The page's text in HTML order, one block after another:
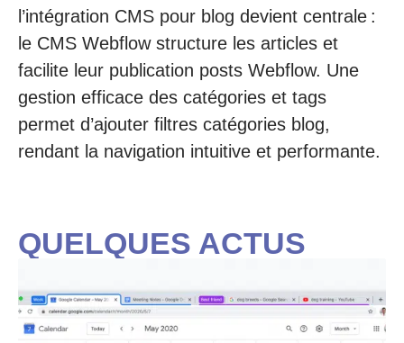
l’intégration CMS pour blog devient centrale :
le CMS Webflow structure les articles et
facilite leur publication posts Webflow. Une
gestion efficace des catégories et tags
permet d’ajouter filtres catégories blog,
rendant la navigation intuitive et performante.
QUELQUES ACTUS